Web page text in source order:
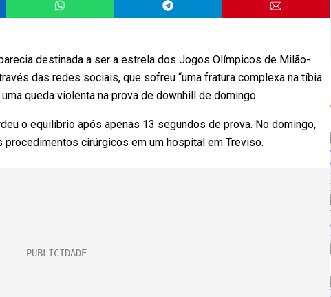
destinada a ser a estrela dos Jogos Olímpicos de Milão-
das redes sociais, que sofreu “uma fratura complexa na tíbia
queda violenta na prova de downhill de domingo.
o equilíbrio após apenas 13 segundos de prova. No domingo,
cirúrgicos em um hospital em Treviso.